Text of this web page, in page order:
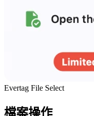
Evertag File Select
檔案操作